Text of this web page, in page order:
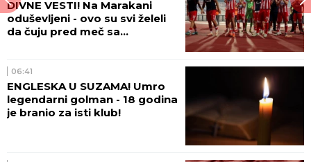
DIVNE VESTI! Na Marakani
oduševljeni - ovo su svi želeli
da čuju pred meč sa
06:41
ENGLESKA U SUZAMA! Umro
legendarni golman - 18 godina
je branio za isti klub!